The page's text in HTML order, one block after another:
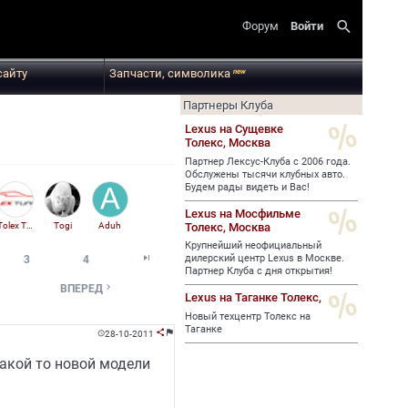
Форум Войти search
Запчасти, символикаnew
Tolex Tuning Togi Aduh
3 4 
ВПЕРЕД 
28-10-2011  
то новой модели
Партнеры Клуба
Lexus на Сущевке
Толекс, Москва
Партнер Лексус-Клуба с 2006 года.
Обслужены тысячи клубных авто.
Будем рады видеть и Вас!
Lexus на Мосфильме
Толекс, Москва
Крупнейший неофициальный
дилерский центр Lexus в Москве.
Партнер Клуба с дня открытия!
Lexus на Таганке Толекс,
Новый техцентр Толекс на
Таганке